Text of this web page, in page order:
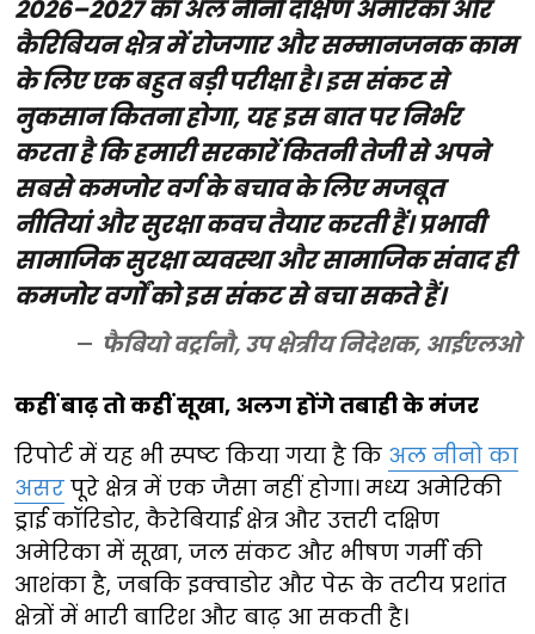
2026–2027 का अल नीनो दक्षिण अमेरिका और
कैरिबियन क्षेत्र में रोजगार और सम्मानजनक काम
के लिए एक बहुत बड़ी परीक्षा है। इस संकट से
नुकसान कितना होगा, यह इस बात पर निर्भर
करता है कि हमारी सरकारें कितनी तेजी से अपने
सबसे कमजोर वर्ग के बचाव के लिए मजबूत
नीतियां और सुरक्षा कवच तैयार करती हैं। प्रभावी
सामाजिक सुरक्षा व्यवस्था और सामाजिक संवाद ही
कमजोर वर्गों को इस संकट से बचा सकते हैं।
फैबियो वर्ट्रानौ, उप क्षेत्रीय निदेशक, आईएलओ
कहीं बाढ़ तो कहीं सूखा, अलग होंगे तबाही के मंजर
रिपोर्ट में यह भी स्पष्ट किया गया है कि अल नीनो का
असर पूरे क्षेत्र में एक जैसा नहीं होगा। मध्य अमेरिकी
ड्राई कॉरिडोर, कैरेबियाई क्षेत्र और उत्तरी दक्षिण
अमेरिका में सूखा, जल संकट और भीषण गर्मी की
आशंका है, जबकि इक्वाडोर और पेरू के तटीय प्रशांत
क्षेत्रों में भारी बारिश और बाढ़ आ सकती है।